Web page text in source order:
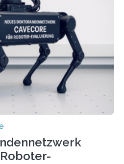
Grenzen: Sie verbrauchen
und Verarbeitungseinheiten
und die Datenübertragung
aus. Da KI-Modelle
riesige Datenmengen
der Bedarf an neuen
Quantencomputern
Roboter-